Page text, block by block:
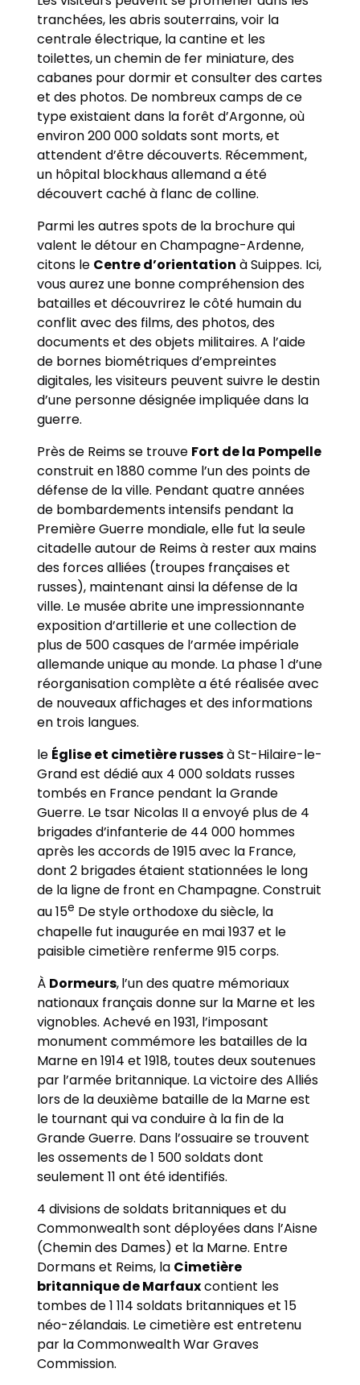
tranchées, les abris souterrains, voir la
centrale électrique, la cantine et les
toilettes, un chemin de fer miniature, des
cabanes pour dormir et consulter des cartes
et des photos. De nombreux camps de ce
type existaient dans la forêt d’Argonne, où
environ 200 000 soldats sont morts, et
attendent d’être découverts. Récemment,
un hôpital blockhaus allemand a été
découvert caché à flanc de colline.
Parmi les autres spots de la brochure qui
valent le détour en Champagne-Ardenne,
citons le Centre d’orientation à Suippes. Ici,
vous aurez une bonne compréhension des
batailles et découvrirez le côté humain du
conflit avec des films, des photos, des
documents et des objets militaires. A l’aide
de bornes biométriques d’empreintes
digitales, les visiteurs peuvent suivre le destin
d’une personne désignée impliquée dans la
guerre.
Près de Reims se trouve Fort de la Pompelle
construit en 1880 comme l’un des points de
défense de la ville. Pendant quatre années
de bombardements intensifs pendant la
Première Guerre mondiale, elle fut la seule
citadelle autour de Reims à rester aux mains
des forces alliées (troupes françaises et
russes), maintenant ainsi la défense de la
ville. Le musée abrite une impressionnante
exposition d’artillerie et une collection de
plus de 500 casques de l’armée impériale
allemande unique au monde. La phase 1 d’une
réorganisation complète a été réalisée avec
de nouveaux affichages et des informations
en trois langues.
le Église et cimetière russesà St-Hilaire-le-
Grand est dédié aux 4 000 soldats russes
tombés en France pendant la Grande
Guerre. Le tsar Nicolas II a envoyé plus de 4
brigades d’infanterie de 44 000 hommes
après les accords de 1915 avec la France,
dont 2 brigades étaient stationnées le long
de la ligne de front en Champagne. Construit
au 15e De style orthodoxe du siècle, la
chapelle fut inaugurée en mai 1937 et le
paisible cimetière renferme 915 corps.
À Dormeurs,l’un des quatre mémoriaux
nationaux français donne sur la Marne et les
vignobles. Achevé en 1931, l’imposant
monument commémore les batailles de la
Marne en 1914 et 1918, toutes deux soutenues
par l’armée britannique. La victoire des Alliés
lors de la deuxième bataille de la Marne est
le tournant qui va conduire à la fin de la
Grande Guerre. Dans l’ossuaire se trouvent
les ossements de 1 500 soldats dont
seulement 11 ont été identifiés.
4 divisions de soldats britanniques et du
Commonwealth sont déployées dans l’Aisne
(Chemin des Dames) et la Marne. Entre
Dormans et Reims, la Cimetière
britannique de Marfauxcontient les
tombes de 1 114 soldats britanniques et 15
néo-zélandais. Le cimetière est entretenu
par la Commonwealth War Graves
Commission.